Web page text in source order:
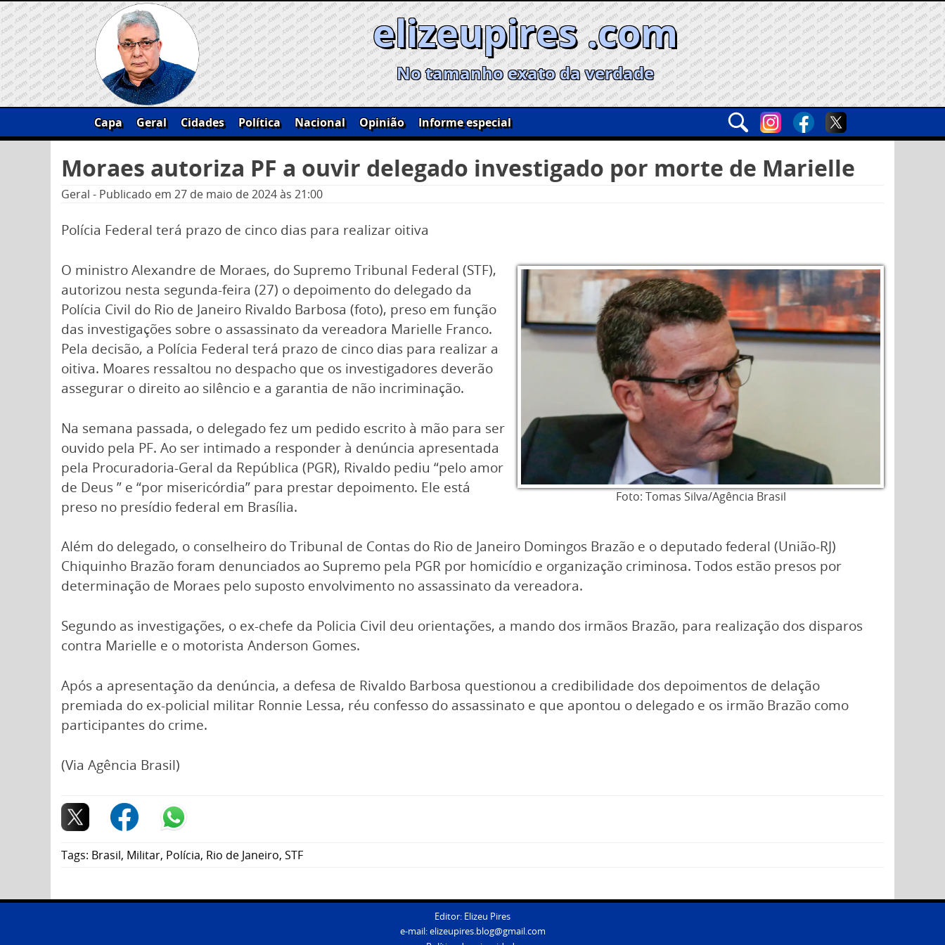
Skip
to
content
elizeupires .com
No tamanho exato da verdade
Capa Geral Cidades Política Nacional Opinião
Informe especial
por:
Moraes autoriza PF a ouvir delegado investigado por morte de Marielle
Geral - Publicado em 27 de maio de 2024às 21:00
Polícia Federal terá prazo de cinco dias para realizar oitiva
Foto: Tomas Silva/Agência Brasil
O ministro Alexandre de Moraes, do Supremo Tribunal Federal (STF),
autorizou nesta segunda-feira (27) o depoimento do delegado da
Polícia Civil do Rio de Janeiro Rivaldo Barbosa (foto), preso em função
das investigações sobre o assassinato da vereadora Marielle Franco.
Pela decisão, a Polícia Federal terá prazo de cinco dias para realizar a
oitiva. Moares ressaltou no despacho que os investigadores deverão
assegurar o direito ao silêncio e a garantia de não incriminação.
Na semana passada, o delegado fez um pedido escrito à mão para ser
ouvido pela PF. Ao ser intimado a responder à denúncia apresentada
pela Procuradoria-Geral da República (PGR), Rivaldo pediu “pelo amor
de Deus ” e “por misericórdia” para prestar depoimento. Ele está
preso no presídio federal em Brasília.
Além do delegado, o conselheiro do Tribunal de Contas do Rio de Janeiro Domingos Brazão e o deputado federal (União-RJ)
Chiquinho Brazão foram denunciados ao Supremo pela PGR por homicídio e organização criminosa. Todos estão presos por
determinação de Moraes pelo suposto envolvimento no assassinato da vereadora.
Segundo as investigações, o ex-chefe da Policia Civil deu orientações, a mando dos irmãos Brazão, para realização dos disparos
contra Marielle e o motorista Anderson Gomes.
Após a apresentação da denúncia, a defesa de Rivaldo Barbosa questionou a credibilidade dos depoimentos de delação
premiada do ex-policial militar Ronnie Lessa, réu confesso do assassinato e que apontou o delegado e os irmão Brazão como
participantes do crime.
(Via Agência Brasil)
Tags: Brasil, Militar, Polícia, Rio de Janeiro, STF
Editor: Elizeu Pires
e-mail:elizeupires.blog@gmail.com